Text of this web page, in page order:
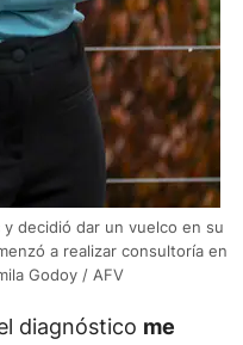
y decidió dar un vuelco en su
a realizar consultoría en
Godoy / AFV
diagnóstico me